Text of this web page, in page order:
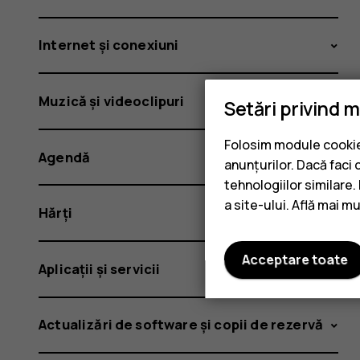
Internet și conexiuni
Muzică și videoclipuri
Agendă
Hărți
Aplicații și servicii
Actualizări de software și copii de rezervă
Setări privind
Folosim module
anunțurilor. Dacă faci
tehnologiilor similare.
a site-ului. Află mai
Acceptare toate